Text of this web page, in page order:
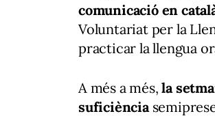
comunicació en
Voluntariat per la
practicar la llengua
A més a més,la
suficiència